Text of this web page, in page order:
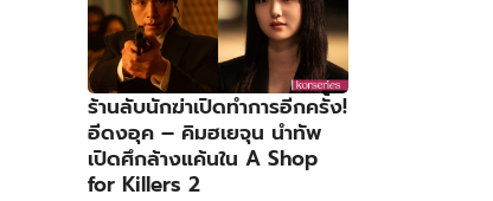
ร้านลับนักฆ่าเปิดทำการอีกครั้ง!
อีดงอุค – คิมฮเยจุน นำทัพ
เปิดศึกล้างแค้นใน A Shop
for Killers 2